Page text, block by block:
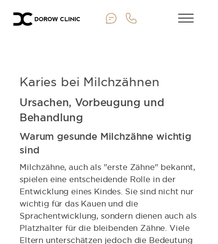
Karies bei Milchzähnen
Ursachen, Vorbeugung und
Behandlung
Warum gesunde Milchzähne wichtig
sind
Milchzähne, auch als "erste Zähne" bekannt,
spielen eine entscheidende Rolle in der
Entwicklung eines Kindes. Sie sind nicht nur
wichtig für das Kauen und die
Sprachentwicklung, sondern dienen auch als
Platzhalter für die bleibenden Zähne. Viele
Eltern unterschätzen jedoch die Bedeutung